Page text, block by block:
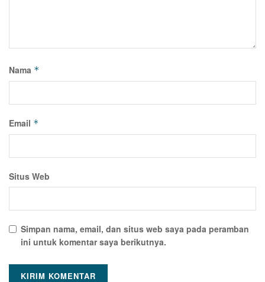
Nama *
Email *
Situs Web
Simpan nama, email, dan situs web saya pada peramban
ini untuk komentar saya berikutnya.